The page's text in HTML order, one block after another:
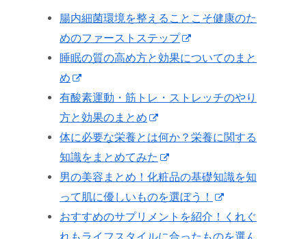
腸内細菌環境を整えることこそ健康のた
めのファーストステップ
睡眠の質の高め方と効果についてのまと
め
有酸素運動・筋トレ・ストレッチのやり
方と効果のまとめ
体に必要な栄養とは何か？栄養に関する
知識をまとめてみた
男の美容まとめ！化粧品の基礎知識を知
って肌に優しいものを選ぼう！
おすすめのサプリメントを紹介！くれぐ
れもライフスタイルに合ったものを選ん